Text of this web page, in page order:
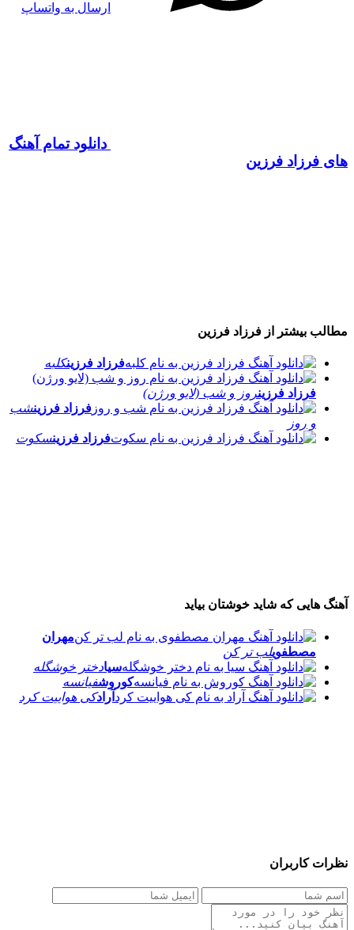
ارسال به واتساپ
دانلود تمام آهنگ
های فرزاد فرزین
مطالب بیشتر از فرزاد فرزین
فرزاد فرزینکلبه
فرزاد فرزینروز و شب (لایو ورژن)
فرزاد فرزینشب
و روز
فرزاد فرزینسکوت
آهنگ هایی که شاید خوشتان بیاید
مهران
مصطفویلب تر کن
سیادختر خوشگله
کوروشفیانسه
آرادکی هواییت کرد
نظرات کاربران